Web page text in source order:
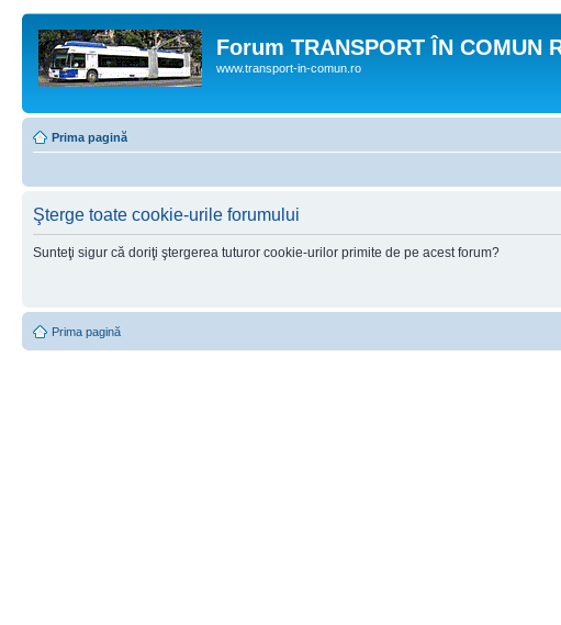
Forum TRANSPORT ÎN COMUN
www.transport-in-comun.ro
Prima pagină
Şterge toate cookie-urile forumului
Sunteţi sigur că doriţi ştergerea tuturor cookie-urilor primite de pe acest forum?
Prima pagină